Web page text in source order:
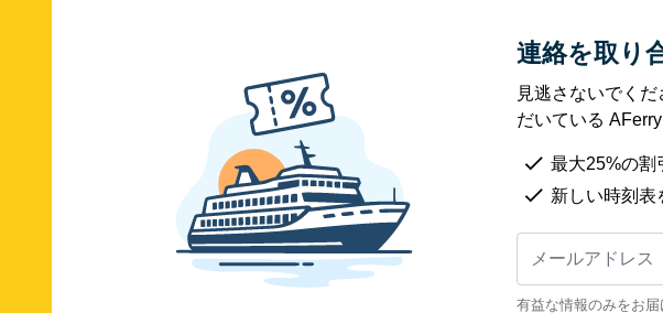
連絡を取り
見逃さないでく
だいている
最大25%の割
新しい時刻表
有益な情報のみをお